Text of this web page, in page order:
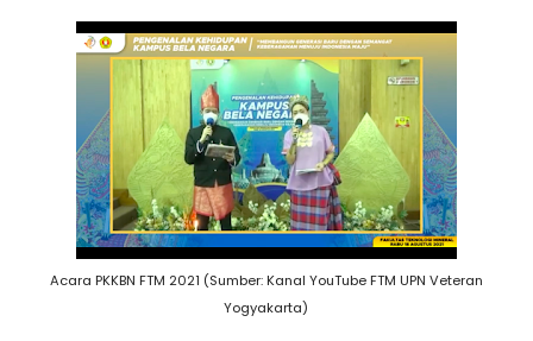
Acara PKKBN FTM 2021 (Sumber: Kanal YouTube FTM UPN Veteran
Yogyakarta)